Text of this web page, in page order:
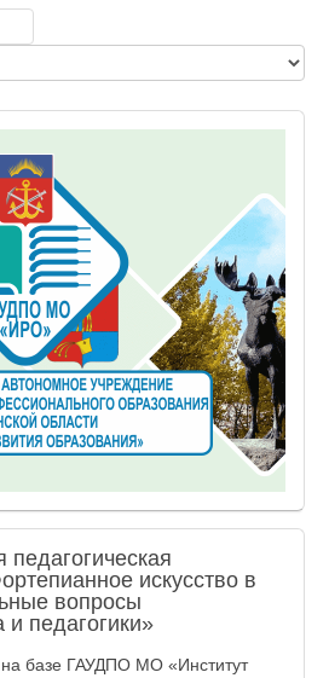
педагогическая
искусство в
вопросы
и педагогики»
базе ГАУДПО МО «Институт